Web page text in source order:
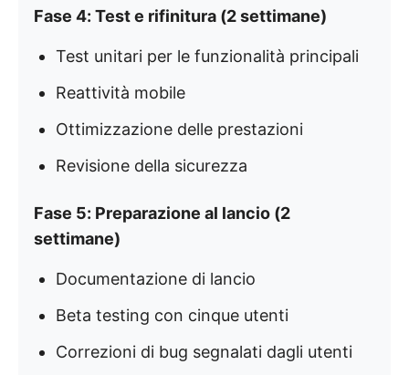
Fase 4: Test e rifinitura (2 settimane)
Test unitari per le funzionalità principali
Reattività mobile
Ottimizzazione delle prestazioni
Revisione della sicurezza
Fase 5: Preparazione al lancio (2
settimane)
Documentazione di lancio
Beta testing con cinque utenti
Correzioni di bug segnalati dagli utenti